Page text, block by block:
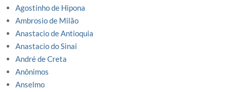
Agostinho de Hipona
Ambrosio de Milão
Anastacio de Antioquia
Anastacio do Sinai
André de Creta
Anônimos
Anselmo